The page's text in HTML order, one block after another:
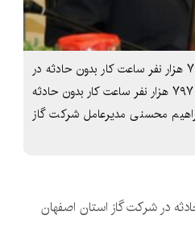
در سال ۱۴۰۳ صورت پذیرفت: انجام بیش از ۶ میلیون و ۷۹۷ هزار نفر ساعت کار بدون حادثه در
شرکت گاز استان اصفهان در سال ۱۴۰۳ بیش از ۶ میلیون و ۷۹۷ هزار نفر ساعت کار بدون حادثه
محسنی مدیرعامل شرکت گاز